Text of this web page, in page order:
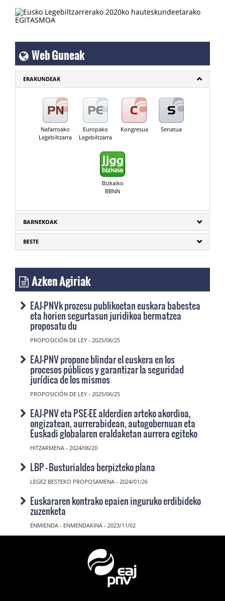
Web Guneak
ERAKUNDEAK
Nafarroako
Legebiltzarra
Europako
Legebiltzarra
Kongresua Senatua
Bizkaiko
BBNN
BARNEKOAK
BESTE
Azken Agiriak
EAJ-PNVk prozesu publikoetan euskara babestea
eta horien segurtasun juridikoa bermatzea
proposatu du
PROPOSICIÓN DE LEY - 2025/06/25
EAJ-PNV propone blindar el euskera en los
procesos públicos y garantizar la seguridad
jurídica de los mismos
PROPOSICIÓN DE LEY - 2025/06/25
EAJ-PNV eta PSE-EE alderdien arteko akordioa,
ongizatean, aurrerabidean, autogobernuan eta
Euskadi globalaren eraldaketan aurrera egiteko
HITZARMENA - 2024/06/20
LBP - Busturialdea berpizteko plana
LEGEZ BESTEKO PROPOSAMENA - 2024/01/26
Euskararen kontrako epaien inguruko erdibideko
zuzenketa
ENMIENDA - ENMENDAKINA - 2023/11/02